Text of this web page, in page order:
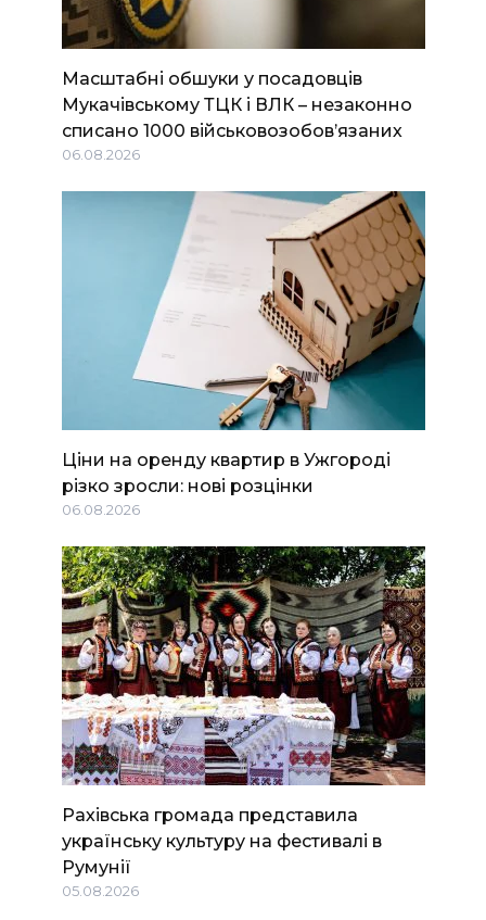
Масштабні обшуки у посадовців
Мукачівському ТЦК і ВЛК – незаконно
списано 1000 військовозобов’язаних
06.08.2026
Ціни на оренду квартир в Ужгороді
різко зросли: нові розцінки
06.08.2026
Рахівська громада представила
українську культуру на фестивалі в
Румунії
05.08.2026